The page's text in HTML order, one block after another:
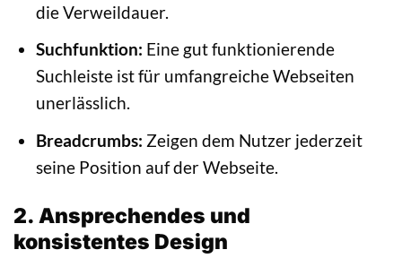
die Verweildauer.
Suchfunktion: Eine gut funktionierende
Suchleiste ist für umfangreiche Webseiten
unerlässlich.
Breadcrumbs: Zeigen dem Nutzer jederzeit
seine Position auf der Webseite.
2. Ansprechendes und
konsistentes Design